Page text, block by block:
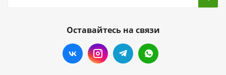
Оставайтесь на связи